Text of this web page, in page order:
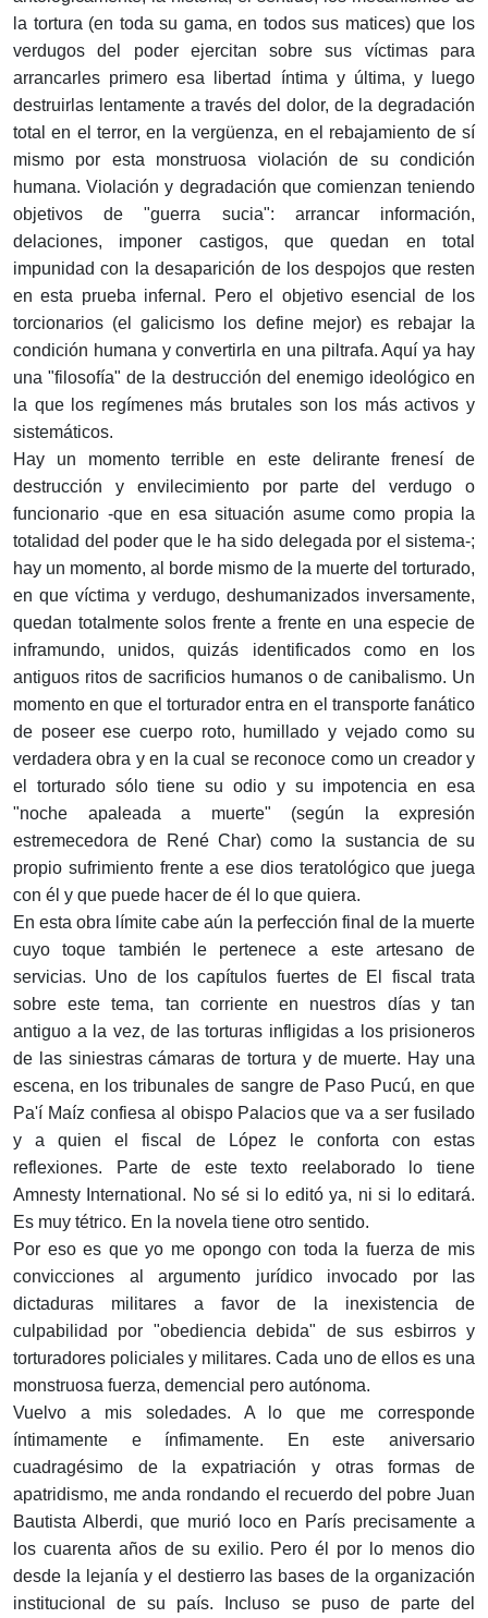
la tortura (en toda su gama, en todos sus matices) que los
verdugos del poder ejercitan sobre sus víctimas para
arrancarles primero esa libertad íntima y última, y luego
destruirlas lentamente a través del dolor, de la degradación
total en el terror, en la vergüenza, en el rebajamiento de sí
mismo por esta monstruosa violación de su condición
humana. Violación y degradación que comienzan teniendo
objetivos de "guerra sucia": arrancar información,
delaciones, imponer castigos, que quedan en total
impunidad con la desaparición de los despojos que resten
en esta prueba infernal. Pero el objetivo esencial de los
torcionarios (el galicismo los define mejor) es rebajar la
condición humana y convertirla en una piltrafa. Aquí ya hay
una "filosofía" de la destrucción del enemigo ideológico en
la que los regímenes más brutales son los más activos y
sistemáticos.
Hay un momento terrible en este delirante frenesí de
destrucción y envilecimiento por parte del verdugo o
funcionario -que en esa situación asume como propia la
totalidad del poder que le ha sido delegada por el sistema-;
hay un momento, al borde mismo de la muerte del torturado,
en que víctima y verdugo, deshumanizados inversamente,
quedan totalmente solos frente a frente en una especie de
inframundo, unidos, quizás identificados como en los
antiguos ritos de sacrificios humanos o de canibalismo. Un
momento en que el torturador entra en el transporte fanático
de poseer ese cuerpo roto, humillado y vejado como su
verdadera obra y en la cual se reconoce como un creador y
el torturado sólo tiene su odio y su impotencia en esa
"noche apaleada a muerte" (según la expresión
estremecedora de René Char) como la sustancia de su
propio sufrimiento frente a ese dios teratológico que juega
con él y que puede hacer de él lo que quiera.
En esta obra límite cabe aún la perfección final de la muerte
cuyo toque también le pertenece a este artesano de
servicias. Uno de los capítulos fuertes de El fiscal trata
sobre este tema, tan corriente en nuestros días y tan
antiguo a la vez, de las torturas infligidas a los prisioneros
de las siniestras cámaras de tortura y de muerte. Hay una
escena, en los tribunales de sangre de Paso Pucú, en que
Pa'í Maíz confiesa al obispo Palacios que va a ser fusilado
y a quien el fiscal de López le conforta con estas
reflexiones. Parte de este texto reelaborado lo tiene
Amnesty International. No sé si lo editó ya, ni si lo editará.
Es muy tétrico. En la novela tiene otro sentido.
Por eso es que yo me opongo con toda la fuerza de mis
convicciones al argumento jurídico invocado por las
dictaduras militares a favor de la inexistencia de
culpabilidad por "obediencia debida" de sus esbirros y
torturadores policiales y militares. Cada uno de ellos es una
monstruosa fuerza, demencial pero autónoma.
Vuelvo a mis soledades. A lo que me corresponde
íntimamente e ínfimamente. En este aniversario
cuadragésimo de la expatriación y otras formas de
apatridismo, me anda rondando el recuerdo del pobre Juan
Bautista Alberdi, que murió loco en París precisamente a
los cuarenta años de su exilio. Pero él por lo menos dio
desde la lejanía y el destierro las bases de la organización
institucional de su país. Incluso se puso de parte del